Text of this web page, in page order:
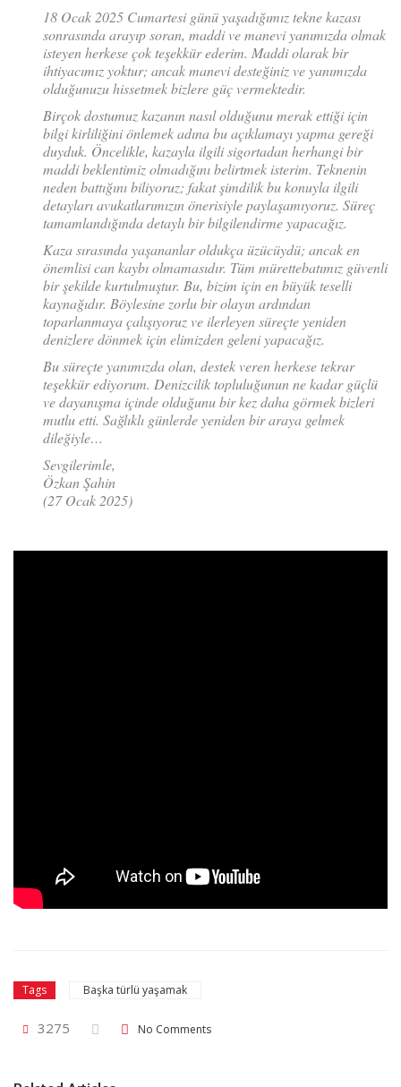
18 Ocak 2025 Cumartesi günü yaşadığımız tekne kazası
sonrasında arayıp soran, maddi ve manevi yanımızda olmak
isteyen herkese çok teşekkür ederim. Maddi olarak bir
ihtiyacımız yoktur; ancak manevi desteğiniz ve yanımızda
olduğunuzu hissetmek bizlere güç vermektedir.
Birçok dostumuz kazanın nasıl olduğunu merak ettiği için
bilgi kirliliğini önlemek adına bu açıklamayı yapma gereği
duyduk. Öncelikle, kazayla ilgili sigortadan herhangi bir
maddi beklentimiz olmadığını belirtmek isterim. Teknenin
neden battığını biliyoruz; fakat şimdilik bu konuyla ilgili
detayları avukatlarımızın önerisiyle paylaşamıyoruz. Süreç
tamamlandığında detaylı bir bilgilendirme yapacağız.
Kaza sırasında yaşananlar oldukça üzücüydü; ancak en
önemlisi can kaybı olmamasıdır. Tüm mürettebatımız güvenli
bir şekilde kurtulmuştur. Bu, bizim için en büyük teselli
kaynağıdır. Böylesine zorlu bir olayın ardından
toparlanmaya çalışıyoruz ve ilerleyen süreçte yeniden
denizlere dönmek için elimizden geleni yapacağız.
Bu süreçte yanımızda olan, destek veren herkese tekrar
teşekkür ediyorum. Denizcilik topluluğunun ne kadar güçlü
ve dayanışma içinde olduğunu bir kez daha görmek bizleri
mutlu etti. Sağlıklı günlerde yeniden bir araya gelmek
dileğiyle…
Sevgilerimle,
Özkan Şahin
(27 Ocak 2025)
Tags Başka türlü yaşamak
3275 No Comments